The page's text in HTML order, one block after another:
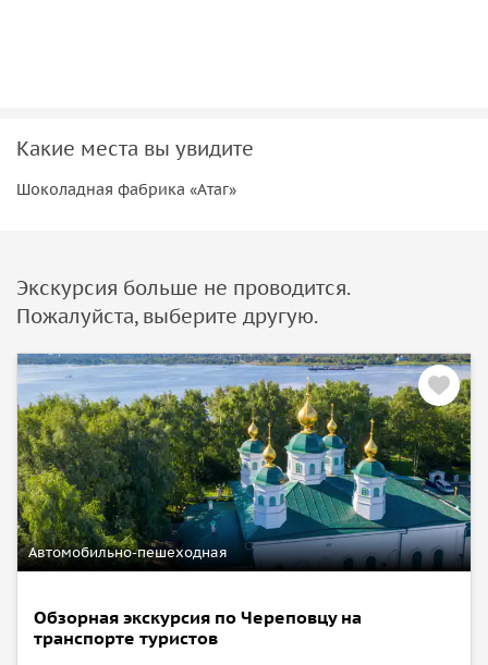
Какие места вы увидите
Шоколадная фабрика «Атаг»
Экскурсия больше не проводится.
Пожалуйста, выберите другую.
Автомобильно-пешеходная
Обзорная экскурсия по Череповцу на
транспорте туристов